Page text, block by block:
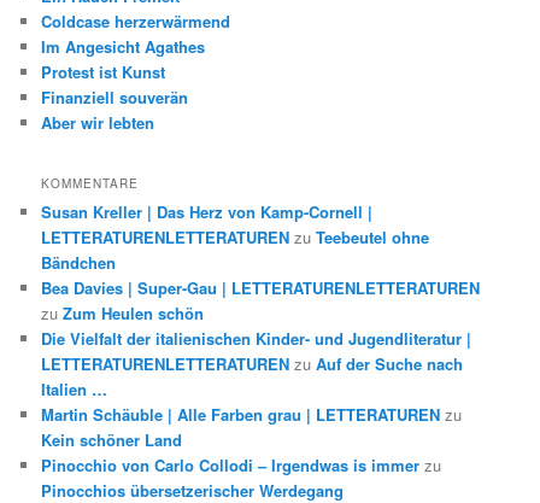
Coldcase herzerwärmend
Im Angesicht Agathes
Protest ist Kunst
Finanziell souverän
Aber wir lebten
KOMMENTARE
Susan Kreller | Das Herz von Kamp-Cornell |
LETTERATURENLETTERATUREN zuTeebeutel ohne
Bändchen
Bea Davies | Super-Gau | LETTERATURENLETTERATUREN
zuZum Heulen schön
Die Vielfalt der italienischen Kinder- und Jugendliteratur |
LETTERATURENLETTERATUREN zuAuf der Suche nach
Italien …
Martin Schäuble | Alle Farben grau | LETTERATUREN zu
Kein schöner Land
Pinocchio von Carlo Collodi – Irgendwas is immer zu
Pinocchios übersetzerischer Werdegang